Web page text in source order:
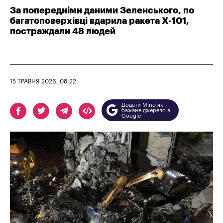
За попередніми даними Зеленського, по
багатоповерхівці вдарила ракета Х-101,
постраждали 48 людей
15 ТРАВНЯ 2026, 08:22
Додати Mind як
бажане джерело в
Google